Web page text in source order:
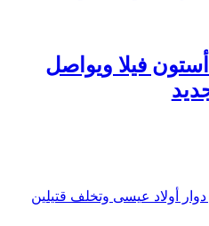
فيلا ويواصل
أولاد عيسى وتخلف قتيلين